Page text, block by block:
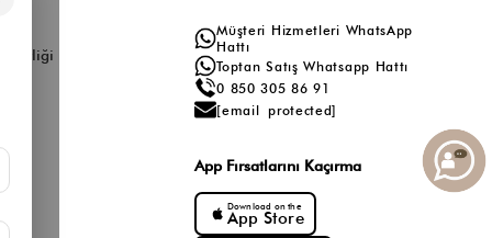
Birliği
Müşteri Hizmetleri WhatsApp
Hattı
Toptan Satış Whatsapp Hattı
0 850 305 86 91
[email protected]
App Fırsatlarını Kaçırma
Download on the
App Store